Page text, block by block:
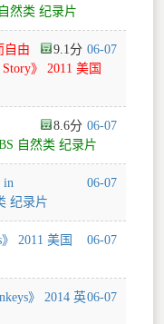
然类 纪录片
9.1 06-07
自由
》 2011 美国
8.6 06-07
自然类 纪录片
06-07
in
纪录片
06-07
2011 美国
06-07
》 2014 英